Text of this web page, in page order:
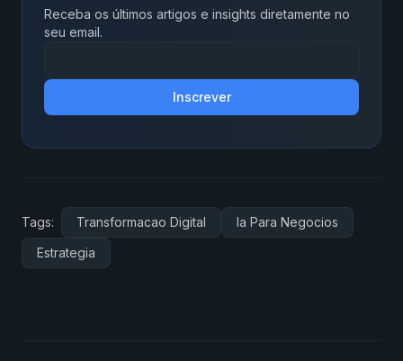
Receba os últimos artigos e insights diretamente no
seu email.
Inscrever
Tags: Transformacao Digital
Ia Para Negocios
Estrategia